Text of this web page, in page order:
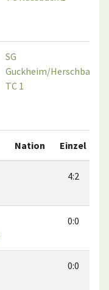
SG
Guckheim/Herschbacher
TC 1
Nation Einzel
4:2
0:0
0:0